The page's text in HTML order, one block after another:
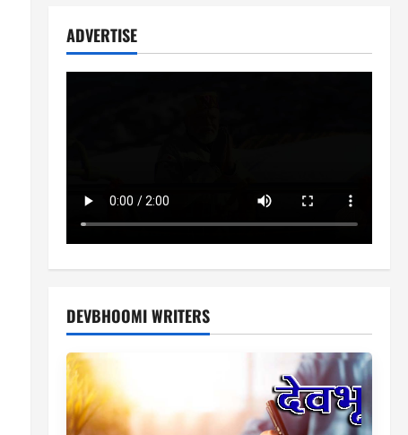
ADVERTISE
DEVBHOOMI WRITERS